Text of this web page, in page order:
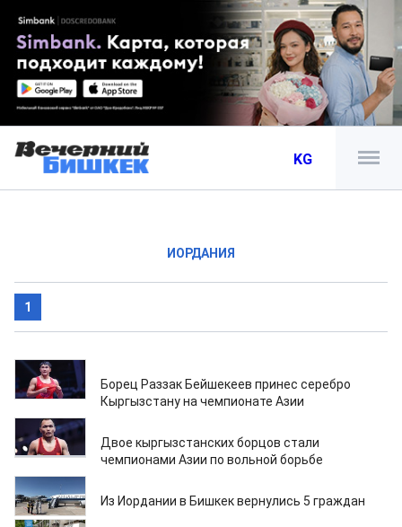
KG
ИОРДАНИЯ
1
27.03.2025
Борец Раззак Бейшекеев принес серебро
Кыргызстану на чемпионате Азии
01.07.2024
Двое кыргызстанских борцов стали
чемпионами Азии по вольной борьбе
18.05.2020
Из Иордании в Бишкек вернулись 5 граждан